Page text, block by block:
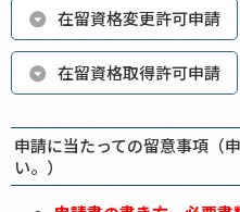
在留資格変更許可申請
在留資格取得許可申請
申請に当たっての留意事項（
い。）